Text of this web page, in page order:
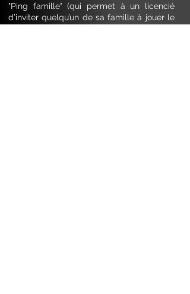
"Ping famille" (qui permet à un licencié
d’inviter quelqu’un de sa famille à jouer le